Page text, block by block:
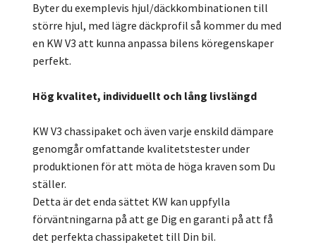
Byter du exemplevis hjul/däckkombinationen till
större hjul, med lägre däckprofil så kommer du med
en KW V3 att kunna anpassa bilens köregenskaper
perfekt.
Hög kvalitet, individuellt och lång livslängd
KW V3 chassipaket och även varje enskild dämpare
genomgår omfattande kvalitetstester under
produktionen för att möta de höga kraven som Du
ställer.
Detta är det enda sättet KW kan uppfylla
förväntningarna på att ge Dig en garanti på att få
det perfekta chassipaketet till Din bil.